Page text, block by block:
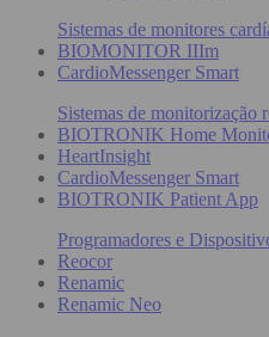
Sistemas de monitores
BIOMONITOR IIIm
CardioMessenger Smart
Sistemas de monitorização
BIOTRONIK Home
HeartInsight
CardioMessenger Smart
BIOTRONIK Patient App
Programadores e
Reocor
Renamic
Renamic Neo